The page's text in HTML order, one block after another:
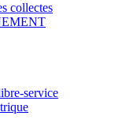
collectes
service